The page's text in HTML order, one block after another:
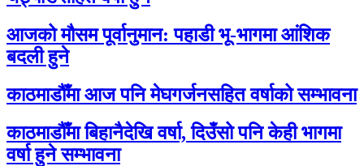
आजको मौसम पूर्वानुमान: पहाडी भू-भागमा आंशिक
बदली हुने
काठमाडौँमा आज पनि मेघगर्जनसहित वर्षाको सम्भावना
काठमाडौँमा बिहानैदेखि वर्षा, दिउँसो पनि केही भागमा
वर्षा हुने सम्भावना